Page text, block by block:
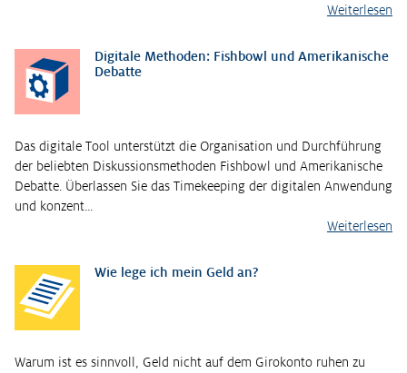
Weiterlesen
Digitale Methoden: Fishbowl und Amerikanische
Debatte
Das digitale Tool unterstützt die Organisation und Durchführung
der beliebten Diskussionsmethoden Fishbowl und Amerikanische
Debatte. Überlassen Sie das Timekeeping der digitalen Anwendung
und konzent…
Weiterlesen
Wie lege ich mein Geld an?
Warum ist es sinnvoll, Geld nicht auf dem Girokonto ruhen zu